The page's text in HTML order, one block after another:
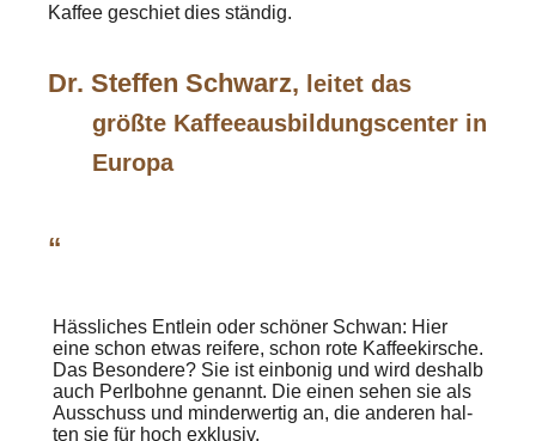
Kaffee geschiet dies ständig.
Dr. Steffen Schwarz, leitet das
größte Kaffeeausbildungscenter in
Europa
“
Hässliches Entlein oder schöner Schwan: Hier
eine schon etwas reifere, schon rote Kaffeekirsche.
Das Besondere? Sie ist einbonig und wird deshalb
auch Perlbohne genannt. Die einen sehen sie als
Ausschuss und minderwertig an, die anderen hal-
ten sie für hoch exklusiv.